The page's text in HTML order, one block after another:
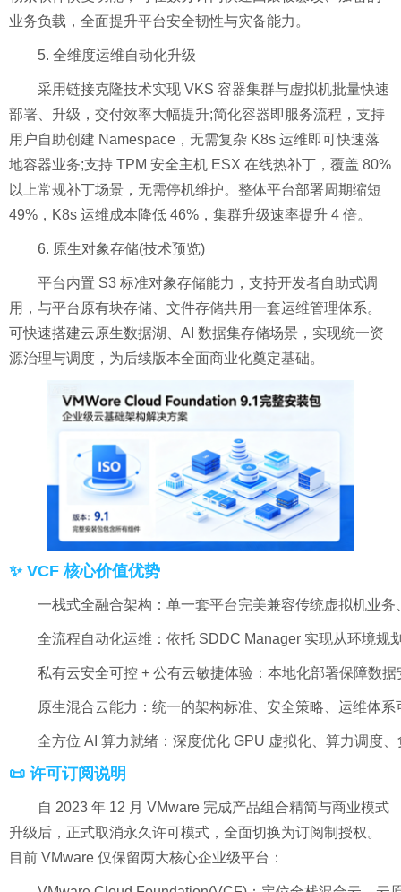
业务负载，全面提升平台安全韧性与灾备能力。
5. 全维度运维自动化升级
采用链接克隆技术实现 VKS 容器集群与虚拟机批量快速
部署、升级，交付效率大幅提升;简化容器即服务流程，支持
用户自助创建 Namespace，无需复杂 K8s 运维即可快速落
地容器业务;支持 TPM 安全主机 ESX 在线热补丁，覆盖 80%
以上常规补丁场景，无需停机维护。整体平台部署周期缩短
49%，K8s 运维成本降低 46%，集群升级速率提升 4 倍。
6. 原生对象存储(技术预览)
平台内置 S3 标准对象存储能力，支持开发者自助式调
用，与平台原有块存储、文件存储共用一套运维管理体系。
可快速搭建云原生数据湖、AI 数据集存储场景，实现统一资
源治理与调度，为后续版本全面商业化奠定基础。
✨ VCF 核心价值优势
一栈式全融合架构：单一套平台完美兼容传统虚拟机业
全流程自动化运维：依托 SDDC Manager 实现从环境
私有云安全可控 + 公有云敏捷体验：本地化部署保障数
原生混合云能力：统一的架构标准、安全策略、运维体
全方位 AI 算力就绪：深度优化 GPU 虚拟化、算力调度
📜 许可订阅说明
自 2023 年 12 月 VMware 完成产品组合精简与商业模式
升级后，正式取消永久许可模式，全面切换为订阅制授权。
目前 VMware 仅保留两大核心企业级平台：